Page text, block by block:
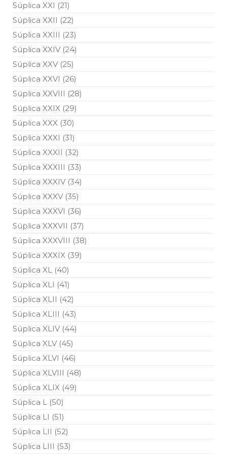
Súplica XXI (21)
Súplica XXII (22)
Súplica XXIII (23)
Súplica XXIV (24)
Súplica XXV (25)
Súplica XXVI (26)
Súplica XXVIII (28)
Súplica XXIX (29)
Súplica XXX (30)
Súplica XXXI (31)
Súplica XXXII (32)
Súplica XXXIII (33)
Súplica XXXIV (34)
Súplica XXXV (35)
Súplica XXXVI (36)
Súplica XXXVII (37)
Súplica XXXVIII (38)
Súplica XXXIX (39)
Súplica XL (40)
Súplica XLI (41)
Súplica XLII (42)
Súplica XLIII (43)
Súplica XLIV (44)
Súplica XLV (45)
Súplica XLVI (46)
Súplica XLVIII (48)
Súplica XLIX (49)
Súplica L (50)
Súplica LI (51)
Súplica LII (52)
Súplica LIII (53)